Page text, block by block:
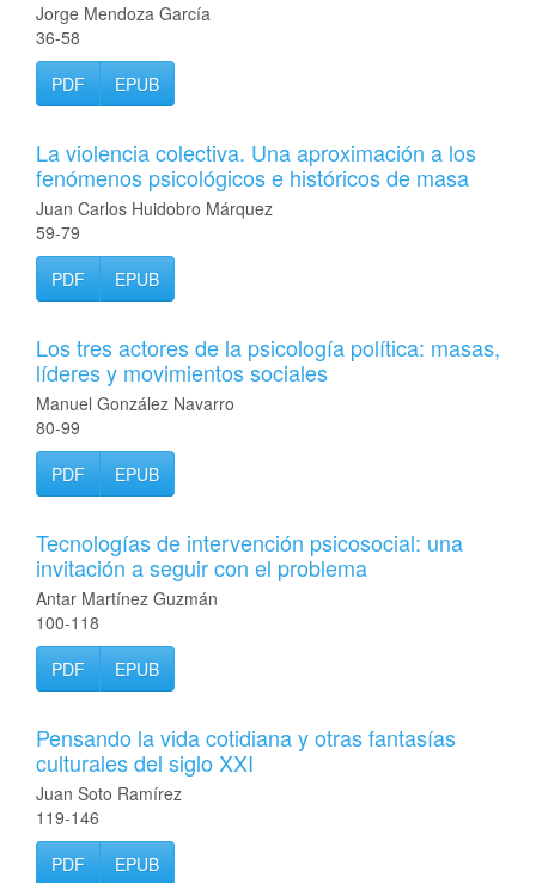
Jorge Mendoza García
36-58
PDF
EPUB
La violencia colectiva. Una aproximación a los
fenómenos psicológicos e históricos de masa
Juan Carlos Huidobro Márquez
59-79
PDF
EPUB
Los tres actores de la psicología política: masas,
líderes y movimientos sociales
Manuel González Navarro
80-99
PDF
EPUB
Tecnologías de intervención psicosocial: una
invitación a seguir con el problema
Antar Martínez Guzmán
100-118
PDF
EPUB
Pensando la vida cotidiana y otras fantasías
culturales del siglo XXI
Juan Soto Ramírez
119-146
PDF
EPUB